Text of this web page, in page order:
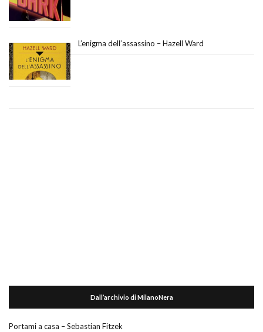
L’enigma dell’assassino – Hazell Ward
Dall’archivio di MilanoNera
Portami a casa – Sebastian Fitzek